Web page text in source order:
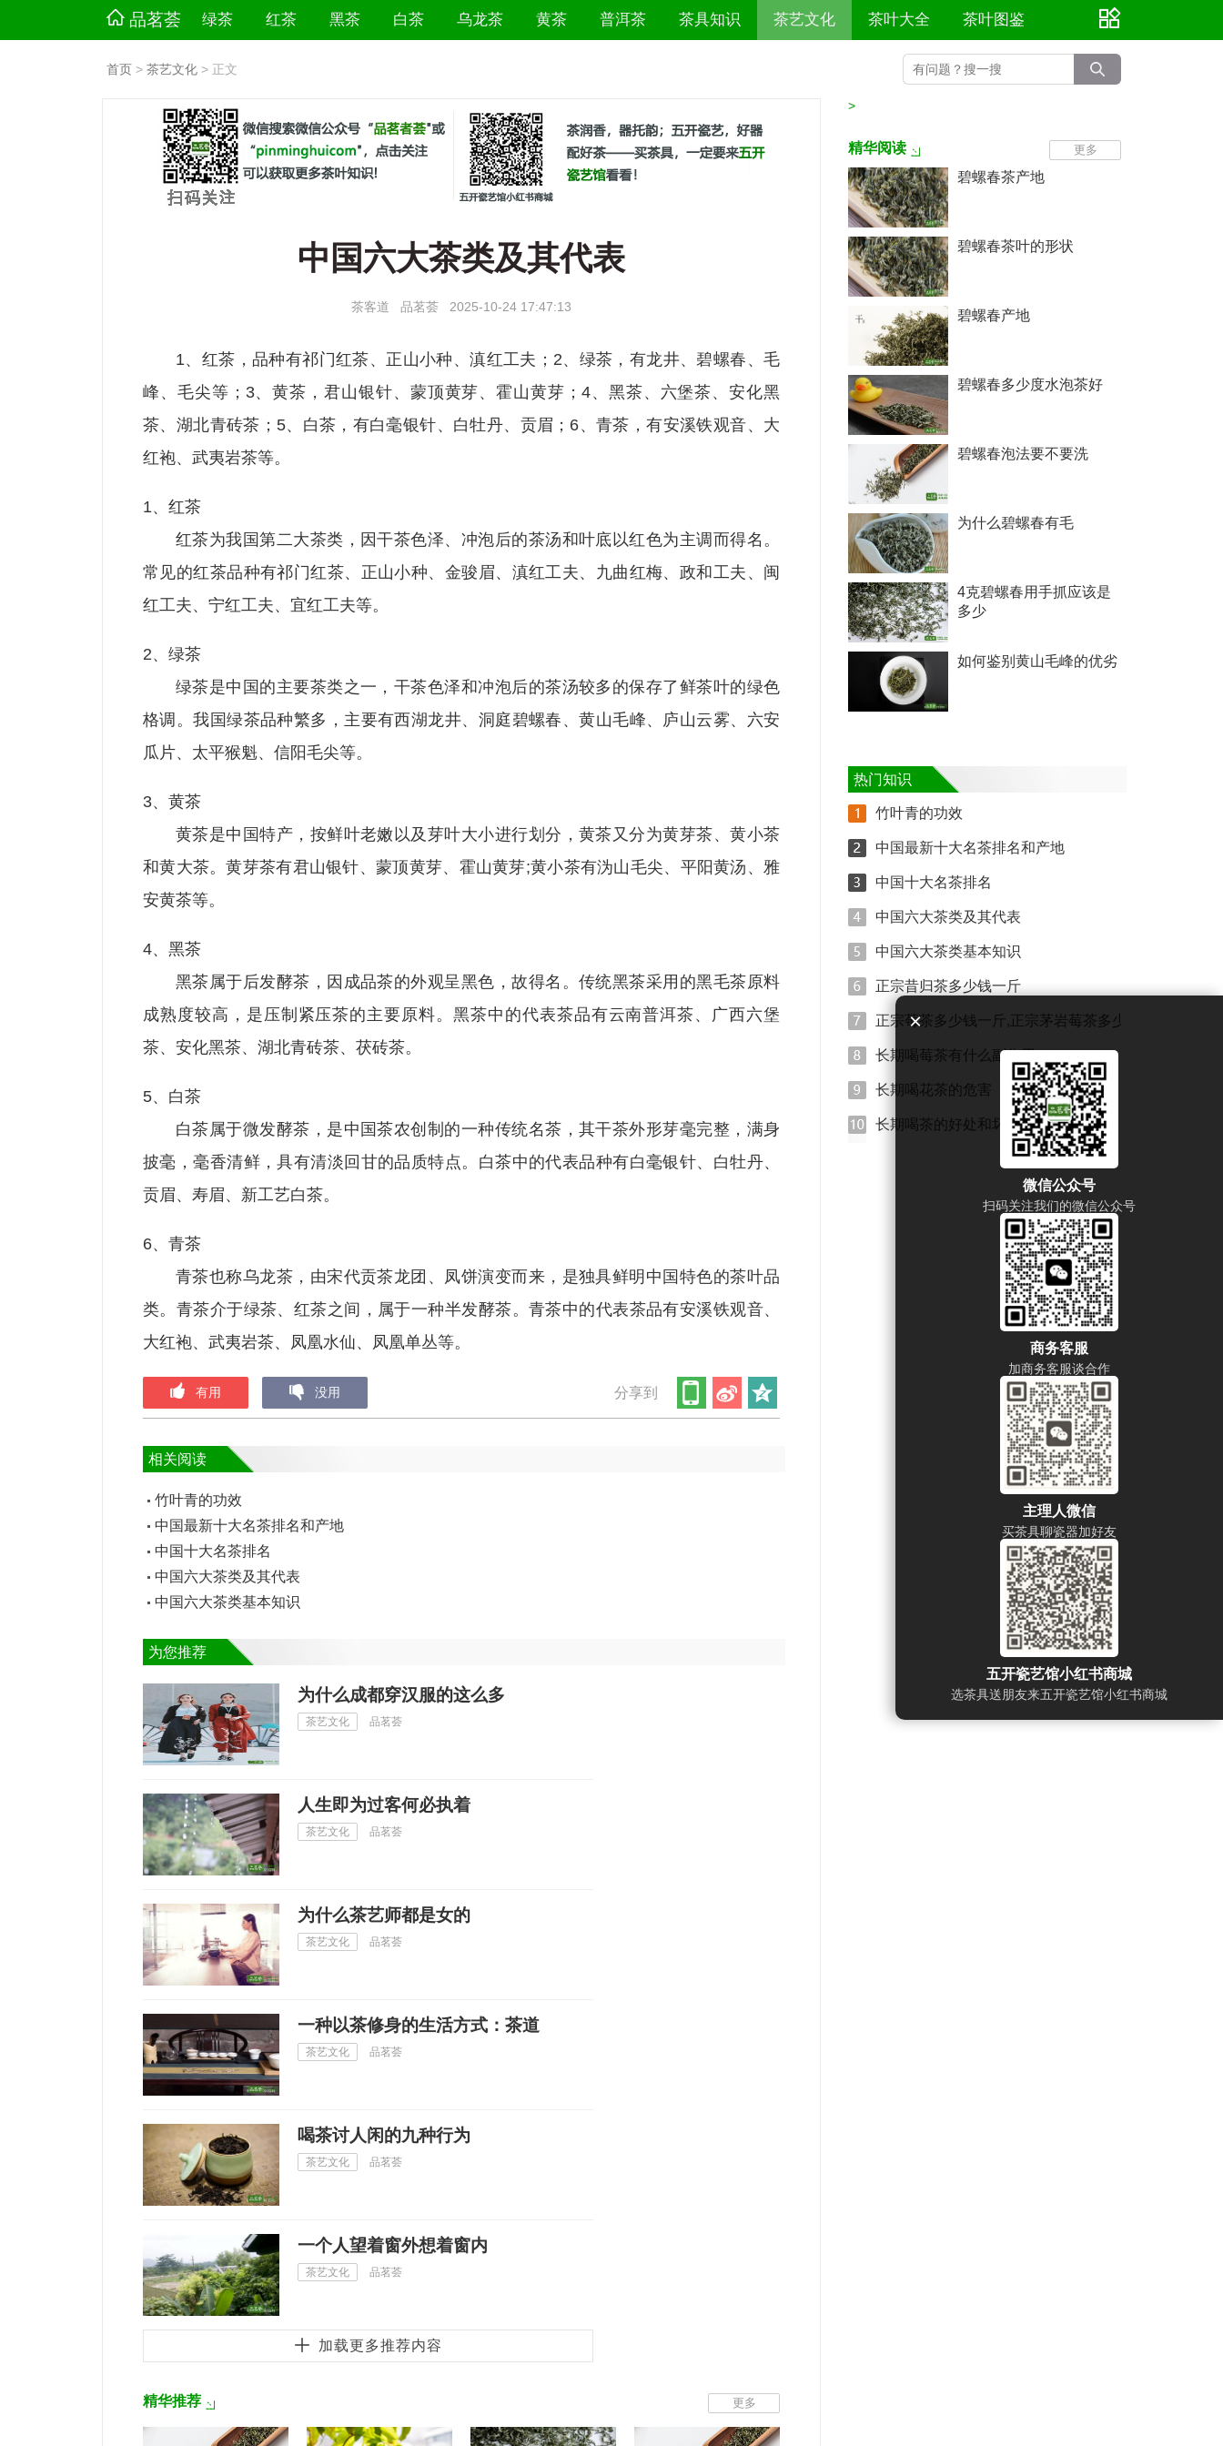
×
微信公众号
扫码关注我们的微信公众号
商务客服
加商务客服谈合作
主理人微信
买茶具聊瓷器加好友
五开瓷艺馆小红书商城
选茶具送朋友来五开瓷艺馆小红书商城
品茗荟 绿茶 红茶 黑茶 白茶 乌龙茶 黄茶 普洱茶 茶具知识 茶艺文化 茶叶大全 茶叶图鉴
首页 > 茶艺文化 > 正文
中国六大茶类及其代表
茶客道 品茗荟 2025-10-24 17:47:13
1、红茶，品种有祁门红茶、正山小种、滇红工夫；2、绿茶，有龙井、碧螺春、毛
峰、毛尖等；3、黄茶，君山银针、蒙顶黄芽、霍山黄芽；4、黑茶、六堡茶、安化黑
茶、湖北青砖茶；5、白茶，有白毫银针、白牡丹、贡眉；6、青茶，有安溪铁观音、大
红袍、武夷岩茶等。
1、红茶
红茶为我国第二大茶类，因干茶色泽、冲泡后的茶汤和叶底以红色为主调而得名。
常见的红茶品种有祁门红茶、正山小种、金骏眉、滇红工夫、九曲红梅、政和工夫、闽
红工夫、宁红工夫、宜红工夫等。
2、绿茶
绿茶是中国的主要茶类之一，干茶色泽和冲泡后的茶汤较多的保存了鲜茶叶的绿色
格调。我国绿茶品种繁多，主要有西湖龙井、洞庭碧螺春、黄山毛峰、庐山云雾、六安
瓜片、太平猴魁、信阳毛尖等。
3、黄茶
黄茶是中国特产，按鲜叶老嫩以及芽叶大小进行划分，黄茶又分为黄芽茶、黄小茶
和黄大茶。黄芽茶有君山银针、蒙顶黄芽、霍山黄芽;黄小茶有沩山毛尖、平阳黄汤、雅
安黄茶等。
4、黑茶
黑茶属于后发酵茶，因成品茶的外观呈黑色，故得名。传统黑茶采用的黑毛茶原料
成熟度较高，是压制紧压茶的主要原料。黑茶中的代表茶品有云南普洱茶、广西六堡
茶、安化黑茶、湖北青砖茶、茯砖茶。
5、白茶
白茶属于微发酵茶，是中国茶农创制的一种传统名茶，其干茶外形芽毫完整，满身
披毫，毫香清鲜，具有清淡回甘的品质特点。白茶中的代表品种有白毫银针、白牡丹、
贡眉、寿眉、新工艺白茶。
6、青茶
青茶也称乌龙茶，由宋代贡茶龙团、凤饼演变而来，是独具鲜明中国特色的茶叶品
类。青茶介于绿茶、红茶之间，属于一种半发酵茶。青茶中的代表茶品有安溪铁观音、
大红袍、武夷岩茶、凤凰水仙、凤凰单丛等。
有用 没用 分享到
相关阅读
竹叶青的功效
中国最新十大名茶排名和产地
中国十大名茶排名
中国六大茶类及其代表
中国六大茶类基本知识
为您推荐
为什么成都穿汉服的这么多
茶艺文化 品茗荟
人生即为过客何必执着
茶艺文化 品茗荟
为什么茶艺师都是女的
茶艺文化 品茗荟
一种以茶修身的生活方式：茶道
茶艺文化 品茗荟
喝茶讨人闲的九种行为
茶艺文化 品茗荟
一个人望着窗外想着窗内
茶艺文化 品茗荟
加载更多推荐内容
更多
精华推荐
>
更多
精华阅读
碧螺春茶产地
碧螺春茶叶的形状
碧螺春产地
碧螺春多少度水泡茶好
碧螺春泡法要不要洗
为什么碧螺春有毛
4克碧螺春用手抓应该是
多少
如何鉴别黄山毛峰的优劣
热门知识
竹叶青的功效
中国最新十大名茶排名和产地
中国十大名茶排名
中国六大茶类及其代表
中国六大茶类基本知识
正宗昔归茶多少钱一斤
正宗莓茶多少钱一斤,正宗茅岩莓茶多少钱一斤_正宗
长期喝莓茶有什么副作用
长期喝花茶的危害
长期喝茶的好处和坏处